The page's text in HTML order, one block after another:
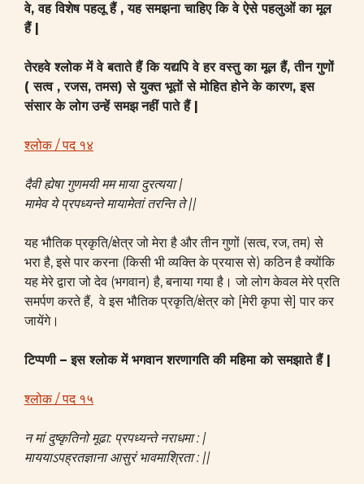
वे, वह विशेष पहलू हैं , यह समझना चाहिए कि वे ऐसे पहलुओं का मूल
हैं |
तेरहवे श्लोक में वे बताते हैं कि यद्यपि वे हर वस्तु का मूल हैं, तीन गुणों
( सत्व , रजस, तमस) से युक्त भूतों से मोहित होने के कारण, इस
संसार के लोग उन्हें समझ नहीं पाते हैं |
श्लोक / पद १४
दैवी ह्येषा गुणमयी मम माया दुरत्यया |
मामेव ये प्रपध्यन्ते मायामेतां तरन्ति ते ||
यह भौतिक प्रकृति/क्षेत्र जो मेरा है और तीन गुणों (सत्व, रज, तम) से
भरा है, इसे पार करना (किसी भी व्यक्ति के प्रयास से) कठिन है क्योंकि
यह मेरे द्वारा जो देव (भगवान) है, बनाया गया है। जो लोग केवल मेरे प्रति
समर्पण करते हैं, वे इस भौतिक प्रकृति/क्षेत्र को [मेरी कृपा से] पार कर
जायेंगे।
टिप्पणी – इस श्लोक में भगवान शरणागति की महिमा को समझाते हैं |
श्लोक / पद १५
न मां दुष्कृतिनो मूढा: प्रपध्यन्ते नराधमा : |
माययाऽपह्रतज्ञाना आसुरं भावमाश्रिता : ||